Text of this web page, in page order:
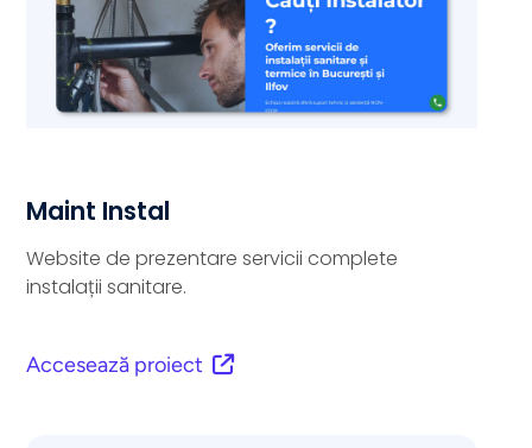
Maint Instal
Website de prezentare servicii complete
instalații sanitare.
Accesează proiect